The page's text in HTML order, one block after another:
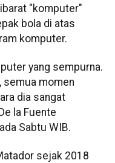
"komputer"
bola di atas
komputer.
yang sempurna.
semua momen
dia sangat
la Fuente
Sabtu WIB.
sejak 2018